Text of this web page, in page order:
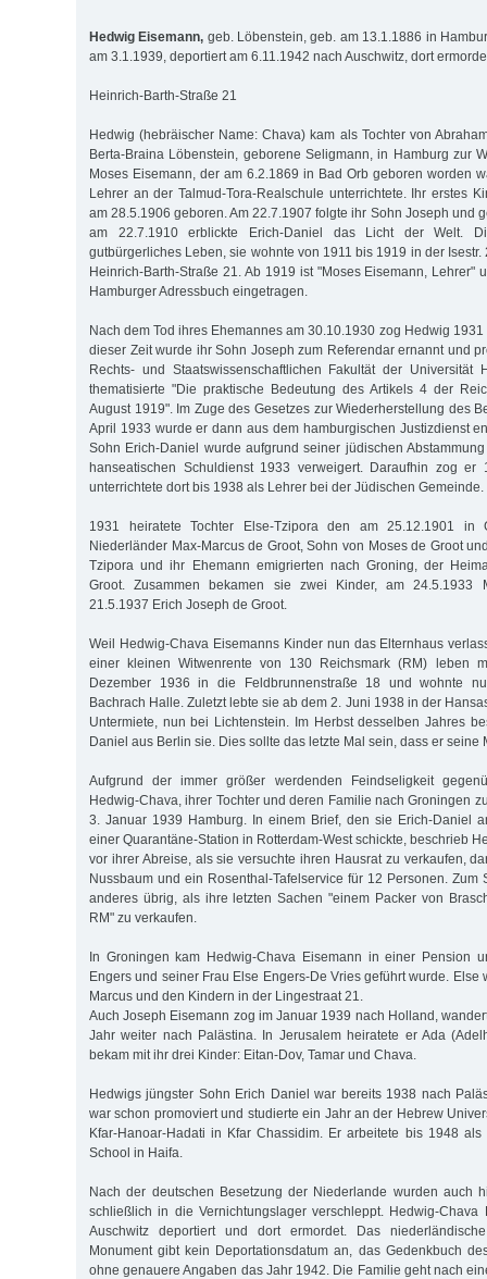
Hedwig Eisemann, geb. Löbenstein, geb. am 13.1.1886 in
am 3.1.1939, deportiert am 6.11.1942 nach Auschwitz, dort
Heinrich-Barth-Straße 21
Hedwig (hebräischer Name: Chava) kam als Tochter von
Berta-Braina Löbenstein, geborene Seligmann, in Hamburg zur
Moses Eisemann, der am 6.2.1869 in Bad Orb geboren worden
Lehrer an der Talmud-Tora-Realschule unterrichtete. Ihr erstes
am 28.5.1906 geboren. Am 22.7.1907 folgte ihr Sohn Joseph und
am 22.7.1910 erblickte Erich-Daniel das Licht der Welt.
gutbürgerliches Leben, sie wohnte von 1911 bis 1919 in der
Heinrich-Barth-Straße 21. Ab 1919 ist "Moses Eisemann, Lehrer"
Hamburger Adressbuch eingetragen.
Nach dem Tod ihres Ehemannes am 30.10.1930 zog Hedwig
dieser Zeit wurde ihr Sohn Joseph zum Referendar ernannt und
Rechts- und Staatswissenschaftlichen Fakultät der Universität
thematisierte "Die praktische Bedeutung des Artikels 4 der
August 1919". Im Zuge des Gesetzes zur Wiederherstellung des
April 1933 wurde er dann aus dem hamburgischen Justizdienst
Sohn Erich-Daniel wurde aufgrund seiner jüdischen
hanseatischen Schuldienst 1933 verweigert. Daraufhin zog
unterrichtete dort bis 1938 als Lehrer bei der Jüdischen Gemeinde.
1931 heiratete Tochter Else-Tzipora den am 25.12.1901 in
Niederländer Max-Marcus de Groot, Sohn von Moses de Groot
Tzipora und ihr Ehemann emigrierten nach Groning, der
Groot. Zusammen bekamen sie zwei Kinder, am 24.5.1933
21.5.1937 Erich Joseph de Groot.
Weil Hedwig-Chava Eisemanns Kinder nun das Elternhaus
einer kleinen Witwenrente von 130 Reichsmark (RM) leben
Dezember 1936 in die Feldbrunnenstraße 18 und wohnte
Bachrach Halle. Zuletzt lebte sie ab dem 2. Juni 1938 in der
Untermiete, nun bei Lichtenstein. Im Herbst desselben Jahres
Daniel aus Berlin sie. Dies sollte das letzte Mal sein, dass er seine
Aufgrund der immer größer werdenden Feindseligkeit
Hedwig-Chava, ihrer Tochter und deren Familie nach Groningen
3. Januar 1939 Hamburg. In einem Brief, den sie Erich-Daniel
einer Quarantäne-Station in Rotterdam-West schickte, beschrieb
vor ihrer Abreise, als sie versuchte ihren Hausrat zu verkaufen,
Nussbaum und ein Rosenthal-Tafelservice für 12 Personen. Zum
anderes übrig, als ihre letzten Sachen "einem Packer von
RM" zu verkaufen.
In Groningen kam Hedwig-Chava Eisemann in einer Pension
Engers und seiner Frau Else Engers-De Vries geführt wurde. Else
Marcus und den Kindern in der Lingestraat 21.
Auch Joseph Eisemann zog im Januar 1939 nach Holland,
Jahr weiter nach Palästina. In Jerusalem heiratete er Ada
bekam mit ihr drei Kinder: Eitan-Dov, Tamar und Chava.
Hedwigs jüngster Sohn Erich Daniel war bereits 1938 nach
war schon promoviert und studierte ein Jahr an der Hebrew
Kfar-Hanoar-Hadati in Kfar Chassidim. Er arbeitete bis 1948
School in Haifa.
Nach der deutschen Besetzung der Niederlande wurden auch
schließlich in die Vernichtungslager verschleppt. Hedwig-Chava
Auschwitz deportiert und dort ermordet. Das
Monument gibt kein Deportationsdatum an, das Gedenkbuch
ohne genauere Angaben das Jahr 1942. Die Familie geht nach